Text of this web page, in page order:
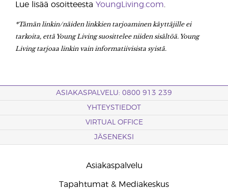
Lue lisää osoitteesta YoungLiving.com
*Tämän linkin/näiden linkkien tarjoaminen käyttäjille ei
tarkoita, että Young Living suosittelee niiden sisältöä. Young
Living tarjoaa linkin vain informatiivisista syistä.
ASIAKASPALVELU: 0800 913 239
YHTEYSTIEDOT
VIRTUAL OFFICE
JÄSENEKSI
Asiakaspalvelu
Tapahtumat & Mediakeskus